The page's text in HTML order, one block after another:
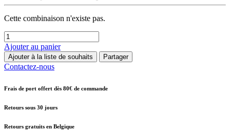
Cette combinaison n'existe pas.
Ajouter au panier
Ajouter à la liste de souhaits Partager
Contactez-nous
Frais de port offert dès 80€ de commande
Retours sous 30 jours
Retours gratuits en Belgique